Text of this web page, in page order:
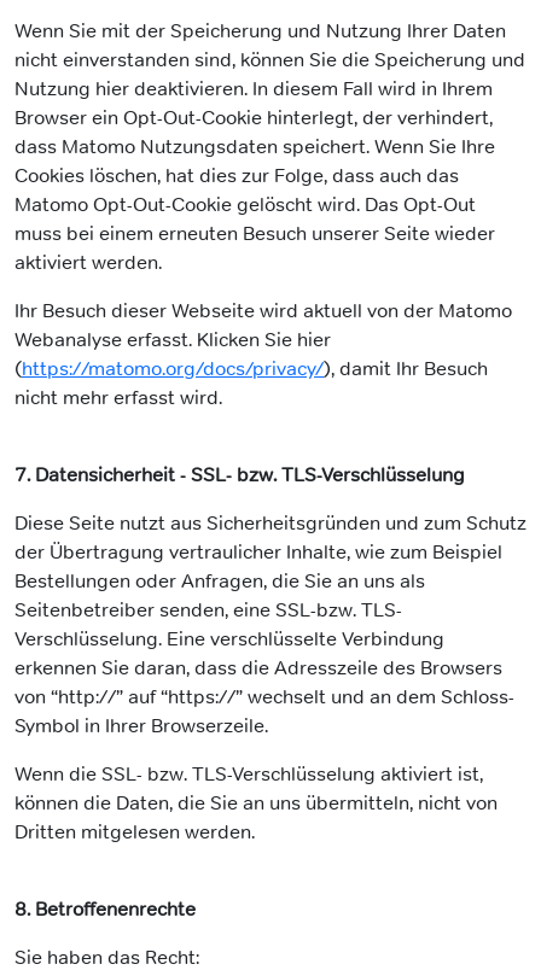
Wenn Sie mit der Speicherung und Nutzung Ihrer Daten
nicht einverstanden sind, können Sie die Speicherung und
Nutzung hier deaktivieren. In diesem Fall wird in Ihrem
Browser ein Opt-Out-Cookie hinterlegt, der verhindert,
dass Matomo Nutzungsdaten speichert. Wenn Sie Ihre
Cookies löschen, hat dies zur Folge, dass auch das
Matomo Opt-Out-Cookie gelöscht wird. Das Opt-Out
muss bei einem erneuten Besuch unserer Seite wieder
aktiviert werden.
Ihr Besuch dieser Webseite wird aktuell von der Matomo
Webanalyse erfasst. Klicken Sie hier
(https://matomo.org/docs/privacy/), damit Ihr Besuch
nicht mehr erfasst wird.
7. Datensicherheit - SSL- bzw. TLS-Verschlüsselung
Diese Seite nutzt aus Sicherheitsgründen und zum Schutz
der Übertragung vertraulicher Inhalte, wie zum Beispiel
Bestellungen oder Anfragen, die Sie an uns als
Seitenbetreiber senden, eine SSL-bzw. TLS-
Verschlüsselung. Eine verschlüsselte Verbindung
erkennen Sie daran, dass die Adresszeile des Browsers
von “http://” auf “https://” wechselt und an dem Schloss-
Symbol in Ihrer Browserzeile.
Wenn die SSL- bzw. TLS-Verschlüsselung aktiviert ist,
können die Daten, die Sie an uns übermitteln, nicht von
Dritten mitgelesen werden.
8. Betroffenenrechte
Sie haben das Recht: